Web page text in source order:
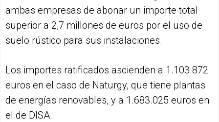
ambas empresas de abonar un importe total
superior a 2,7 millones de euros por el uso de
suelo rústico para sus instalaciones.
Los importes ratificados ascienden a 1.103.872
euros en el caso de Naturgy, que tiene plantas
de energías renovables, y a 1.683.025 euros en
el de DISA.